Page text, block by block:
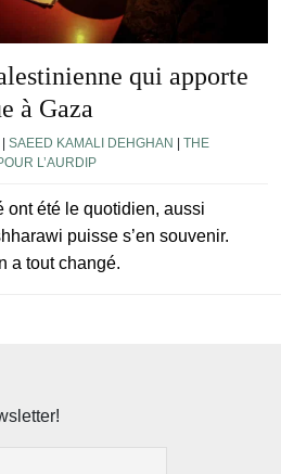
qui apporte
à Gaza
SAEED KAMALI DEHGHAN
THE
L’AURDIP
ont été le quotidien, aussi
puisse s’en souvenir.
a tout changé.